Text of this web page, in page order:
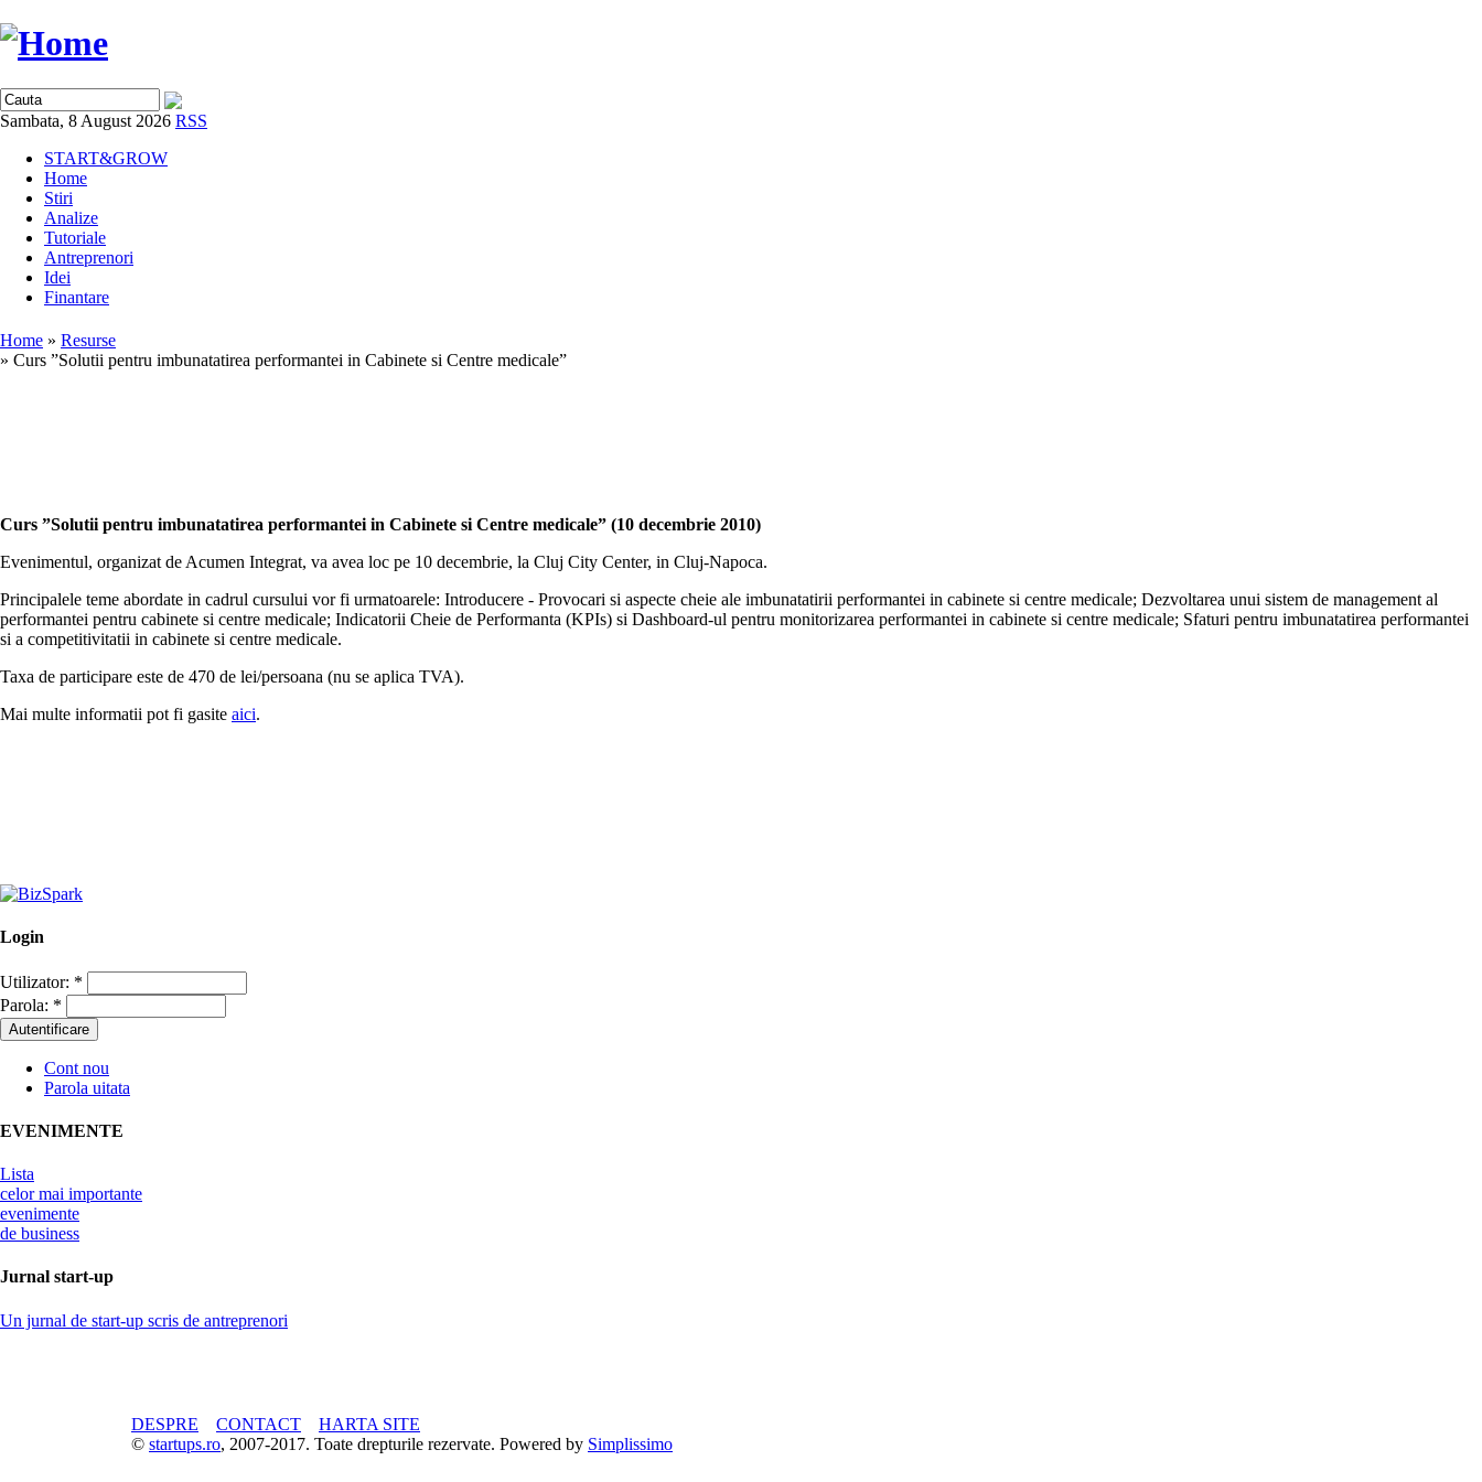
Sambata, 8 August 2026 RSS
START&GROW
Home
Stiri
Analize
Tutoriale
Antreprenori
Idei
Finantare
Home » Resurse
» Curs ”Solutii pentru imbunatatirea performantei in Cabinete si Centre medicale”
Curs ”Solutii pentru imbunatatirea performantei in Cabinete si Centre medicale” (10 decembrie 2010)
Evenimentul, organizat de Acumen Integrat, va avea loc pe 10 decembrie, la Cluj City Center, in Cluj-Napoca.
Principalele teme abordate in cadrul cursului vor fi urmatoarele: Introducere - Provocari si aspecte cheie ale imbunatatirii performantei in cabinete si centre medicale; Dezvoltarea unui sistem de management al
performantei pentru cabinete si centre medicale; Indicatorii Cheie de Performanta (KPIs) si Dashboard-ul pentru monitorizarea performantei in cabinete si centre medicale; Sfaturi pentru imbunatatirea performantei
si a competitivitatii in cabinete si centre medicale.
Taxa de participare este de 470 de lei/persoana (nu se aplica TVA).
Mai multe informatii pot fi gasite aici.
Login
Utilizator: *
Parola: *
Cont nou
Parola uitata
EVENIMENTE
Lista
celor mai importante
evenimente
de business
Jurnal start-up
Un jurnal de start-up scris de antreprenori
DESPRE CONTACT
HARTA SITE
© startups.ro, 2007-2017. Toate drepturile rezervate. Powered by Simplissimo